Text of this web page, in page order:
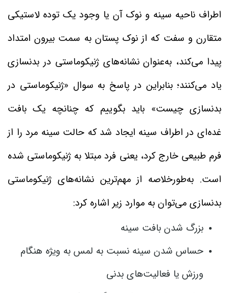
اطراف ناحیه سینه و نوک آن یا وجود یک توده لاستیکی
متقارن و سفت که از نوک پستان به سمت بیرون امتداد
پیدا می‌کند، به‌عنوان نشانه‌های ژنیکوماستی در بدنسازی
یاد می‌کنند؛ بنابراین در پاسخ به سوال «ژنیکوماستی در
بدنسازی چیست» باید بگوییم که چنانچه یک بافت
غده‌ای در اطراف سینه ایجاد شد که حالت سینه مرد را از
فرم طبیعی خارج کرد، یعنی فرد مبتلا به ژنیکوماستی شده
است. به‌طورخلاصه از مهم‌ترین نشانه‌های ژنیکوماستی
بدنسازی می‌توان به موارد زیر اشاره کرد:
بزرگ شدن بافت سینه
حساس شدن سینه نسبت به لمس به ویژه هنگام
ورزش یا فعالیت‌های بدنی